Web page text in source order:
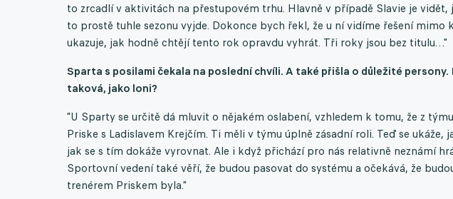
to zrcadlí v aktivitách na přestupovém trhu. Hlavně v případě Slavie je vidět,
to prostě tuhle sezonu vyjde. Dokonce bych řekl, že u ní vidíme řešení
ukazuje, jak hodně chtějí tento rok opravdu vyhrát. Tři roky jsou bez titulu…"
Sparta s posilami čekala na poslední chvíli. A také přišla o důležité
taková, jako loni?
"U Sparty se určitě dá mluvit o nějakém oslabení, vzhledem k tomu, že z
Priske s Ladislavem Krejčím. Ti měli v týmu úplně zásadní roli. Teď se
jak se s tím dokáže vyrovnat. Ale i když přichází pro nás relativně neznámí
Sportovní vedení také věří, že budou pasovat do systému a očekává, že
trenérem Priskem byla."